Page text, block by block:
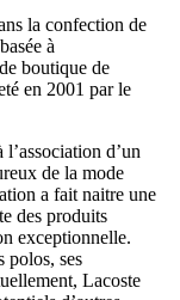
la confection de
à
boutique de
en 2001 par le
d’un
de la mode
a fait naitre une
des produits
exceptionnelle.
polos, ses
Lacoste